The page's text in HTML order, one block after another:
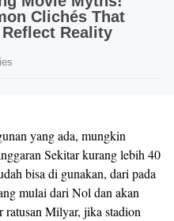
yang ada, mungkin
Sekitar kurang lebih 40
bisa di gunakan, dari pada
mulai dari Nol dan akan
ratusan Milyar, jika stadion